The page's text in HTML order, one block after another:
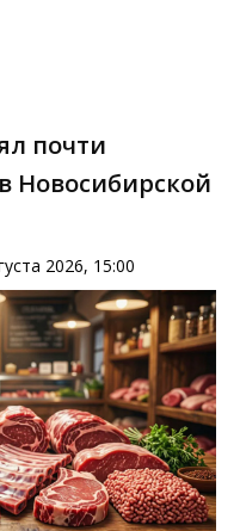
почти
Новосибирской
2026, 15:00